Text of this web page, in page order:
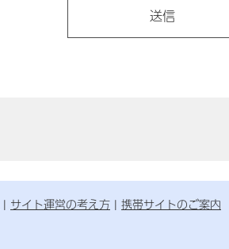
サイト運営の考え方 携帯サイトのご案内